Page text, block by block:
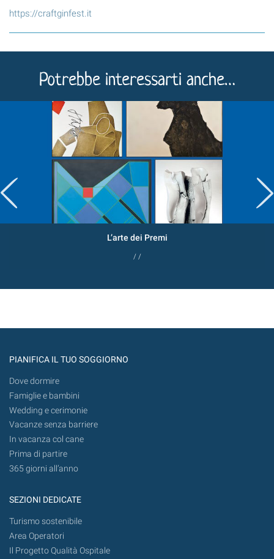
https://craftginfest.it
Potrebbe interessarti anche…
L’arte dei Premi
/ /
PIANIFICA IL TUO SOGGIORNO
Dove dormire
Famiglie e bambini
Wedding e cerimonie
Vacanze senza barriere
In vacanza col cane
Prima di partire
365 giorni all’anno
SEZIONI DEDICATE
Turismo sostenibile
Area Operatori
Il Progetto Qualità Ospitale